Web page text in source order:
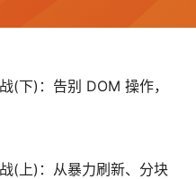
(下)：告别 DOM 操作，
(上)：从暴力刷新、分块